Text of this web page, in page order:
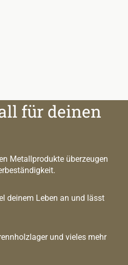
für deinen
Metallprodukte überzeugen
deinem Leben an und lässt
und vieles mehr